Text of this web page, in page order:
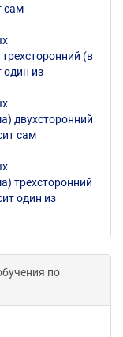
сам
(в
один из
двухсторонний
сам
трехсторонний
один из
по